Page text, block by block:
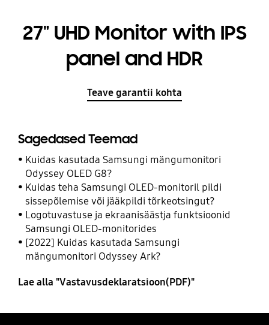
27" UHD Monitor with IPS
panel and HDR
Teave garantii kohta
Sagedased Teemad
Kuidas kasutada Samsungi mängumonitori
Odyssey OLED G8?
Kuidas teha Samsungi OLED-monitoril pildi
sissepõlemise või jääkpildi tõrkeotsingut?
Logotuvastuse ja ekraanisäästja funktsioonid
Samsungi OLED-monitorides
[2022] Kuidas kasutada Samsungi
mängumonitori Odyssey Ark?
Lae alla "Vastavusdeklaratsioon(PDF)"